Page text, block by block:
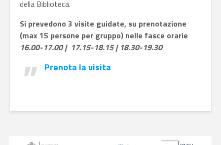
della Biblioteca.
Si prevedono 3 visite guidate, su prenotazione
(max 15 persone per gruppo) nelle fasce orarie
16.00-17.00 | 17.15-18.15 | 18.30-19.30
Prenota la visita